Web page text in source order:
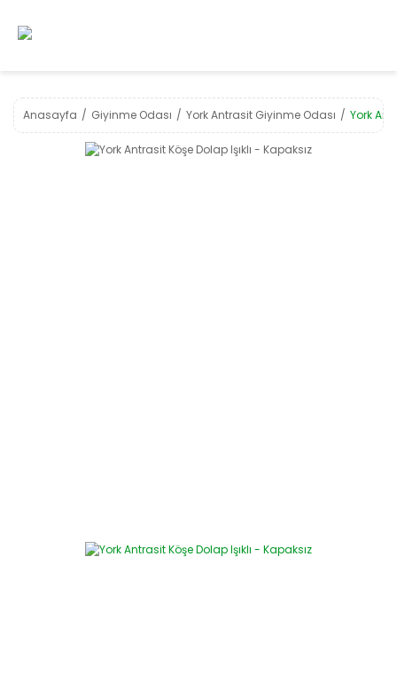
Anasayfa Giyinme Odası York Antrasit Giyinme Odası York